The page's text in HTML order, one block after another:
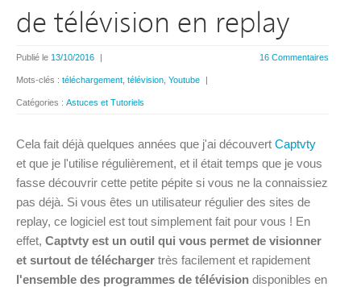
de télévision en replay
16 Commentaires
Publié le 13/10/2016 |
Mots-clés : téléchargement télévision Youtube |
Catégories : Astuces et Tutoriels
Cela fait déjà quelques années que j'ai découvert Captvty
et que je l'utilise régulièrement, et il était temps que je vous
fasse découvrir cette petite pépite si vous ne la connaissiez
pas déjà. Si vous êtes un utilisateur régulier des sites de
replay, ce logiciel est tout simplement fait pour vous ! En
effet, Captvty est un outil qui vous permet de visionner
et surtout de télécharger très facilement et rapidement
l'ensemble des programmes de télévision disponibles en